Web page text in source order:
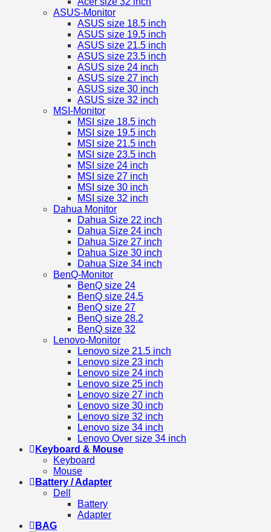
ASUS-Monitor
ASUS size 18.5 inch
ASUS size 19.5 inch
ASUS size 21.5 inch
ASUS size 23.5 inch
ASUS size 24 inch
ASUS size 27 inch
ASUS size 30 inch
ASUS size 32 inch
MSI-Monitor
MSI size 18.5 inch
MSI size 19.5 inch
MSI size 21.5 inch
MSI size 23.5 inch
MSI size 24 inch
MSI size 27 inch
MSI size 30 inch
MSI size 32 inch
Dahua Monitor
Dahua Size 22 inch
Dahua Size 24 inch
Dahua Size 27 inch
Dahua Size 30 inch
Dahua Size 34 inch
BenQ-Monitor
BenQ size 24
BenQ size 24.5
BenQ size 27
BenQ size 28.2
BenQ size 32
Lenovo-Monitor
Lenovo size 21.5 inch
Lenovo size 23 inch
Lenovo size 24 inch
Lenovo size 25 inch
Lenovo size 27 inch
Lenovo size 30 inch
Lenovo size 32 inch
Lenovo size 34 inch
Lenovo Over size 34 inch
Keyboard & Mouse
Keyboard
Mouse
Battery / Adapter
Dell
Battery
Adapter
BAG